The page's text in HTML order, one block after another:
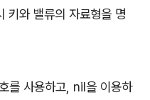
와 밸류의 자료형을 명
를 사용하고, nil을 이용하